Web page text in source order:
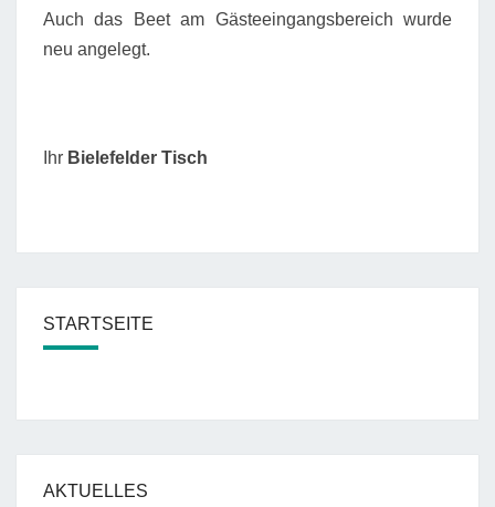
Auch das Beet am Gästeeingangsbereich wurde
neu angelegt.
Ihr Bielefelder Tisch
STARTSEITE
AKTUELLES